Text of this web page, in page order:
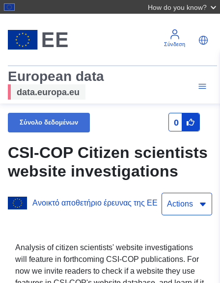
How do you know?
Σύνδεση
European data
data.europa.eu
Σύνολο δεδομένων 0
CSI-COP Citizen scientists
website investigations
Ανοικτό αποθετήριο έρευνας της ΕΕ Actions
Analysis of citizen scientists' website investigations
will feature in forthcoming CSI-COP publications. For
now we invite readers to check if a website they use